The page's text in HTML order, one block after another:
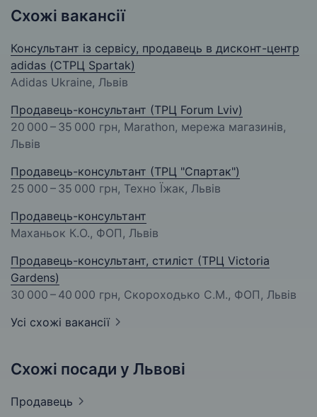
Схожі вакансії
Консультант із сервісу, продавець в дисконт-центр
adidas (СТРЦ Spartak)
Adidas Ukraine, Львів
Продавець-консультант (ТРЦ Forum Lviv)
20 000 – 35 000 грн, Marathon, мережа магазинів,
Львів
Продавець-консультант (ТРЦ "Спартак")
25 000 – 35 000 грн, Техно Їжак, Львів
Продавець-консультант
Маханьок К.О., ФОП, Львів
Продавець-консультант, стиліст (ТРЦ Victoria
Gardens)
30 000 – 40 000 грн, Скороходько С.М., ФОП, Львів
Усі схожі вакансії
Схожі посади у Львові
Продавець